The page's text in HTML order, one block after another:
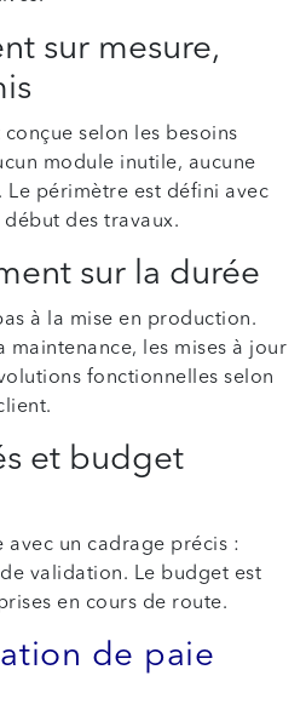
sur mesure,
selon les besoins
module inutile, aucune
périmètre est défini avec
début des travaux.
sur la durée
à la mise en production.
maintenance, les mises à jour
fonctionnelles selon
et budget
un cadrage précis :
validation. Le budget est
en cours de route.
de paie